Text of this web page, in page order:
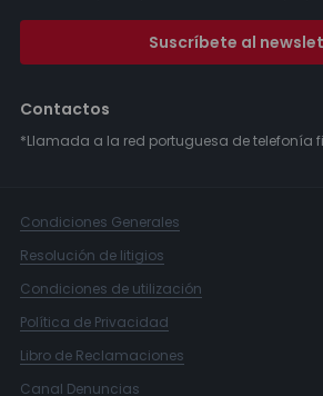
Suscríbete al
Contactos
*Llamada a la red portuguesa de telefonía
Condiciones Generales
Resolución de litigios
Condiciones de utilización
Política de Privacidad
Libro de Reclamaciones
Canal Denuncias